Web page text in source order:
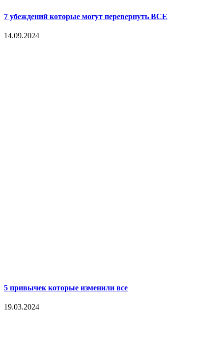
7 убеждений которые могут перевернуть ВСЕ
14.09.2024
5 привычек которые изменили все
19.03.2024